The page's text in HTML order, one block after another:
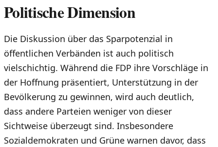
Politische Dimension
Die Diskussion über das Sparpotenzial in
öffentlichen Verbänden ist auch politisch
vielschichtig. Während die FDP ihre Vorschläge in
der Hoffnung präsentiert, Unterstützung in der
Bevölkerung zu gewinnen, wird auch deutlich,
dass andere Parteien weniger von dieser
Sichtweise überzeugt sind. Insbesondere
Sozialdemokraten und Grüne warnen davor, dass